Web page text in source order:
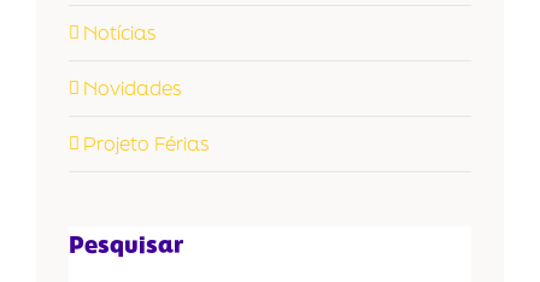
Notícias
Novidades
Projeto Férias
Pesquisar